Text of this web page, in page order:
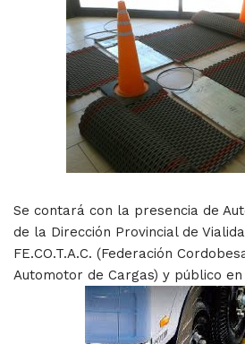
Se contará con la presencia de
de la Dirección Provincial de
FE.CO.T.A.C. (Federación
Automotor de Cargas) y público